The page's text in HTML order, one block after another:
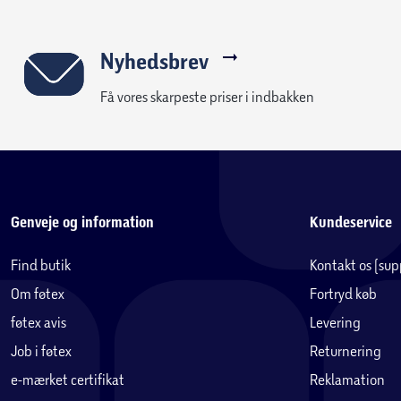
Nyhedsbrev
Få vores skarpeste priser i indbakken
Genveje og information
Find butik
Om føtex
føtex avis
Job i føtex
e-mærket certifikat
Kundeservice
Kontakt os
Fortryd køb
Levering
Returnering
Reklamation